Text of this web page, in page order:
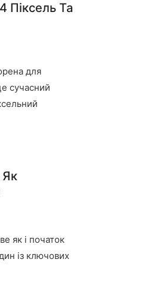
Піксель Та
для
сучасний
Як
як і початок
із ключових